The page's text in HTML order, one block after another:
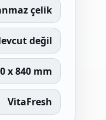
çelik
değil
x 840 mm
VitaFresh